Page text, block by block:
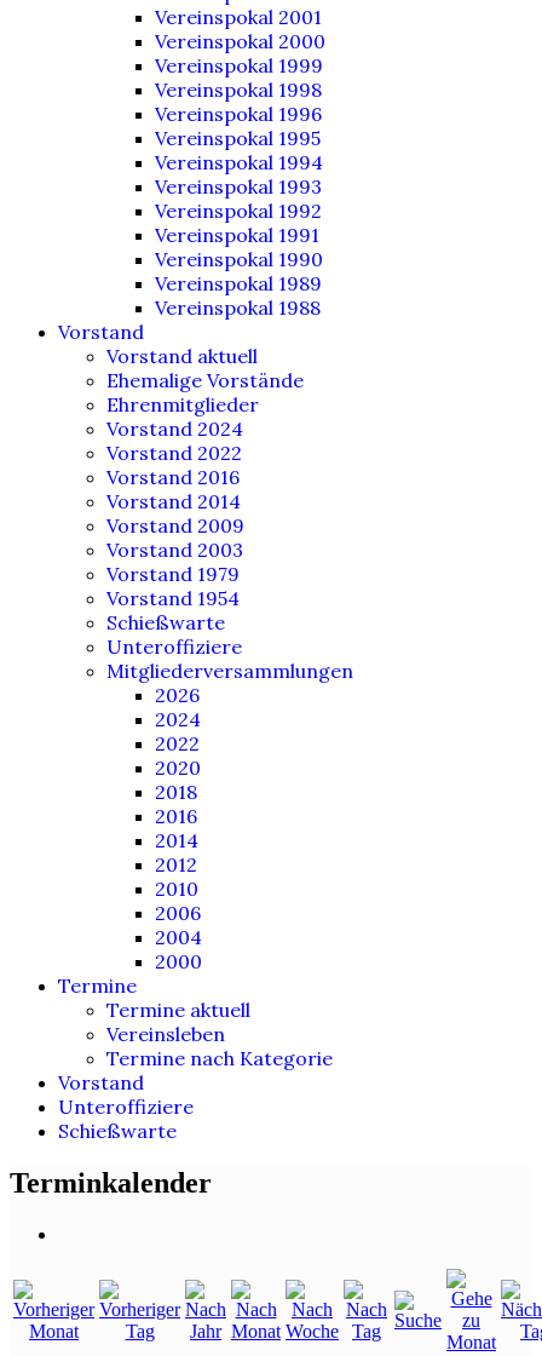
Vereinspokal 2001
Vereinspokal 2000
Vereinspokal 1999
Vereinspokal 1998
Vereinspokal 1996
Vereinspokal 1995
Vereinspokal 1994
Vereinspokal 1993
Vereinspokal 1992
Vereinspokal 1991
Vereinspokal 1990
Vereinspokal 1989
Vereinspokal 1988
Vorstand
Vorstand aktuell
Ehemalige Vorstände
Ehrenmitglieder
Vorstand 2024
Vorstand 2022
Vorstand 2016
Vorstand 2014
Vorstand 2009
Vorstand 2003
Vorstand 1979
Vorstand 1954
Schießwarte
Unteroffiziere
Mitgliederversammlungen
2026
2024
2022
2020
2018
2016
2014
2012
2010
2006
2004
2000
Termine
Termine aktuell
Vereinsleben
Termine nach Kategorie
Vorstand
Unteroffiziere
Schießwarte
Terminkalender